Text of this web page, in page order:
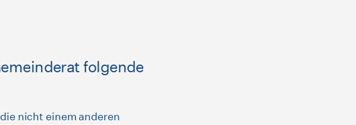
folgende
nicht einem anderen